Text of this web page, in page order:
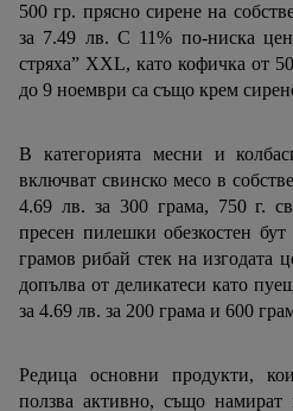
500 гр. прясно сирене на
за 7.49 лв. С 11% по-ниска
стряха” XXL, като кофичка от
до 9 ноември са също крем
В категорията месни и
включват свинско месо в
4.69 лв. за 300 грама, 750 г.
пресен пилешки обезкостен
грамов рибай стек на изгодата
допълва от деликатеси като
за 4.69 лв. за 200 грама и 600
Редица основни продукти,
ползва активно, също